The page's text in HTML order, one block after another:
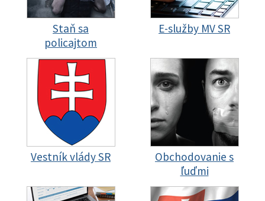
Staň sa
policajtom
E-služby MV SR
Vestník vlády SR
Obchodovanie s
ľuďmi